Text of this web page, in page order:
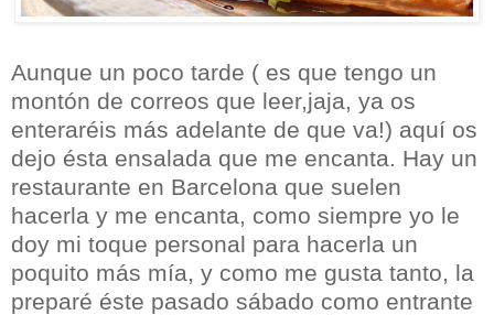
Aunque un poco tarde ( es que tengo un
montón de correos que leer,jaja, ya os
enteraréis más adelante de que va!) aquí os
dejo ésta ensalada que me encanta. Hay un
restaurante en Barcelona que suelen
hacerla y me encanta, como siempre yo le
doy mi toque personal para hacerla un
poquito más mía, y como me gusta tanto, la
preparé éste pasado sábado como entrante